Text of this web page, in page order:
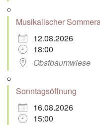
Musikalischer
12.08.2026
18:00
Obstbaumwiese
Sonntagsöffnung
16.08.2026
15:00